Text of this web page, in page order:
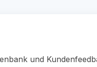
und